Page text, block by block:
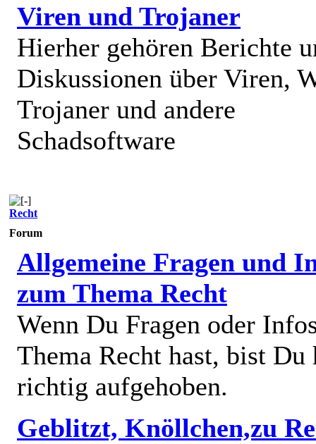
Viren und Trojaner
Hierher gehören Berichte
Diskussionen über Viren,
Trojaner und andere
Schadsoftware
Recht
Forum
Allgemeine Fragen und
zum Thema Recht
Wenn Du Fragen oder
Thema Recht hast, bist Du
richtig aufgehoben.
Geblitzt, Knöllchen,zu